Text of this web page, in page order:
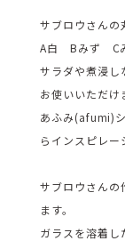
サブロウさん
A白 Bみず C
サラダや煮浸し
お使いいただけ
あふみ(afumi)
らインスピレー
サブロウさんの
ます。
ガラスを溶着し